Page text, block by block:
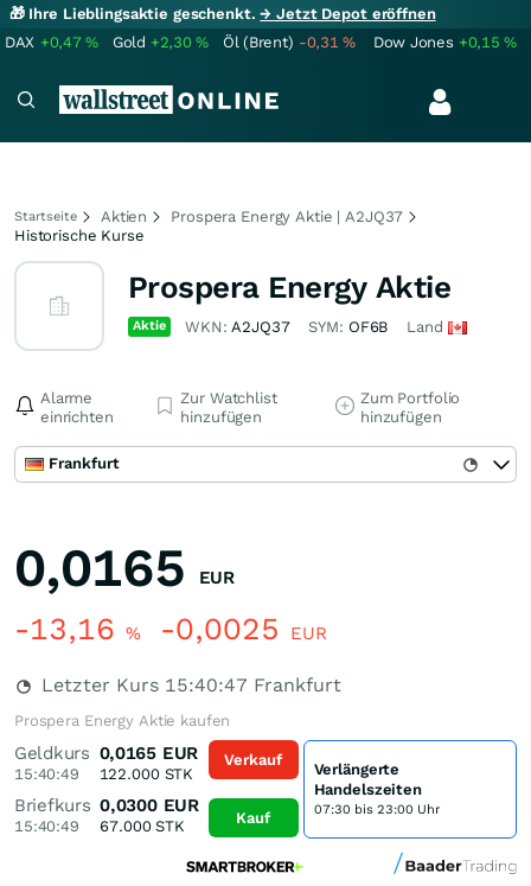
🎁 Ihre Lieblingsaktie geschenkt.→ Jetzt Depot eröffnen
DAX +0,47% Gold +2,30% Öl (Brent) -0,31% Dow Jones +0,15%
Startseite Aktien
Prospera Energy Aktie | A2JQ37
Historische Kurse
Prospera Energy Aktie
Aktie WKN:A2JQ37 SYM: OF6B Land
Alarme
einrichten
Zur Watchlist
hinzufügen
Zum Portfolio
hinzufügen
Frankfurt
0,0165 EUR
-13,16 % -0,0025 EUR
Letzter Kurs 15:40:47 Frankfurt
Prospera Energy Aktie kaufen
Geldkurs
15:40:49
0,0165 EUR
122.000STK
Briefkurs
15:40:49
0,0300 EUR
67.000STK
Verkauf
Kauf
Verlängerte
Handelszeiten
07:30 bis 23:00 Uhr